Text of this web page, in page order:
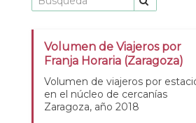
Volumen de Viajeros por
Franja Horaria (Zaragoza)
Volumen de viajeros por
en el núcleo de cercanías
Zaragoza, año 2018